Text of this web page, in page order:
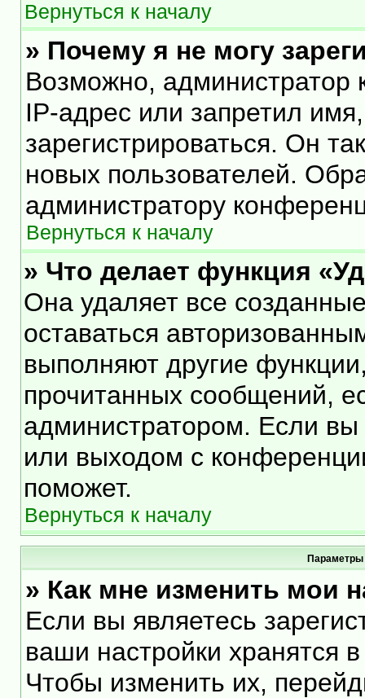
Вернуться к началу
» Почему я не могу
Возможно, администратор
IP-адрес или запретил
зарегистрироваться. Он
новых пользователей.
администратору
Вернуться к началу
» Что делает функция
Она удаляет все
оставаться
выполняют другие
прочитанных сообщений,
администратором. Если
или выходом с
поможет.
Вернуться к началу
Параметры
» Как мне изменить мои
Если вы являетесь
ваши настройки хранятся
Чтобы изменить их,